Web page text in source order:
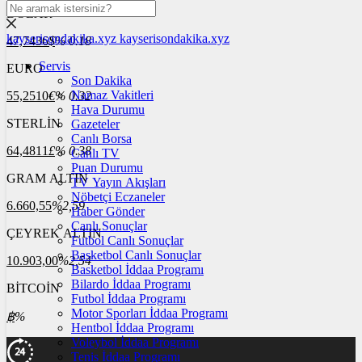
DOLAR
47,7436$% 0.18
EURO
55,2510€% 0.32
STERLİN
64,4811£% 0.38
GRAM ALTIN
6.660,55%2,59
ÇEYREK ALTIN
10.903,00%2,54
BİTCOİN
฿%
kayserisondakika.xyz kayserisondakika.xyz
Servis
Son Dakika
Namaz Vakitleri
Hava Durumu
Gazeteler
Canlı Borsa
Canlı TV
Puan Durumu
TV Yayın Akışları
Nöbetçi Eczaneler
Haber Gönder
Canlı Sonuçlar
Futbol Canlı Sonuçlar
Basketbol Canlı Sonuçlar
Basketbol İddaa Programı
Bilardo İddaa Programı
Futbol İddaa Programı
Motor Sporları İddaa Programı
Hentbol İddaa Programı
Voleybol İddaa Programı
Tenis İddaa Programı